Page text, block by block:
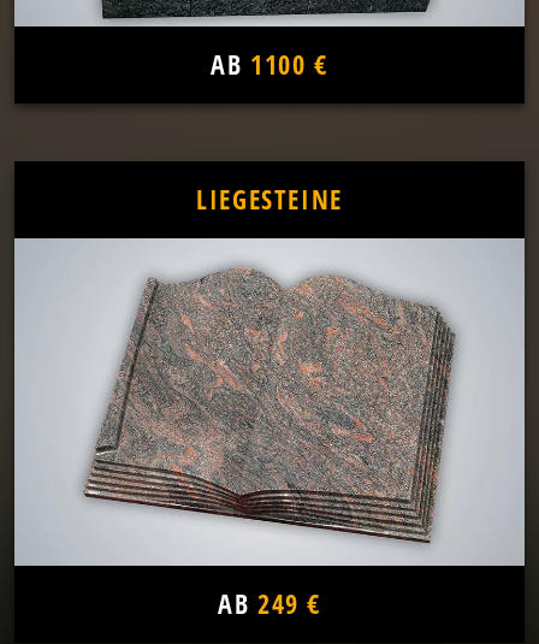
AB 1100 €
LIEGESTEINE
AB 249 €